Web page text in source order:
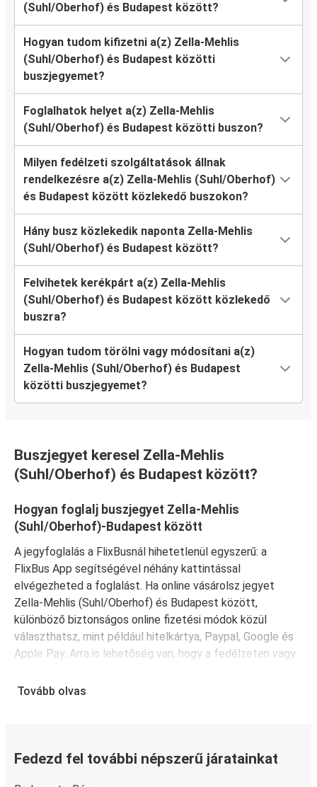
(Suhl/Oberhof) és Budapest között?
Hogyan tudom kifizetni a(z) Zella-Mehlis
(Suhl/Oberhof) és Budapest közötti
buszjegyemet?
Foglalhatok helyet a(z) Zella-Mehlis
(Suhl/Oberhof) és Budapest közötti buszon?
Milyen fedélzeti szolgáltatások állnak
rendelkezésre a(z) Zella-Mehlis (Suhl/Oberhof)
és Budapest között közlekedő buszokon?
Hány busz közlekedik naponta Zella-Mehlis
(Suhl/Oberhof) és Budapest között?
Felvihetek kerékpárt a(z) Zella-Mehlis
(Suhl/Oberhof) és Budapest között közlekedő
buszra?
Hogyan tudom törölni vagy módosítani a(z)
Zella-Mehlis (Suhl/Oberhof) és Budapest
közötti buszjegyemet?
Buszjegyet keresel Zella-Mehlis
(Suhl/Oberhof) és Budapest között?
Hogyan foglalj buszjegyet Zella-Mehlis
(Suhl/Oberhof)-Budapest között
A jegyfoglalás a FlixBusnál hihetetlenül egyszerű: a
FlixBus App segítségével néhány kattintással
elvégezheted a foglalást. Ha online vásárolsz jegyet
Zella-Mehlis (Suhl/Oberhof) és Budapest között,
különböző biztonságos online fizetési módok közül
választhatsz, mint például hitelkártya, Paypal, Google és
Apple Pay. Arra is lehetőség van, hogy a fedélzeten vagy
Tovább olvas
Fedezd fel további népszerű járatainkat